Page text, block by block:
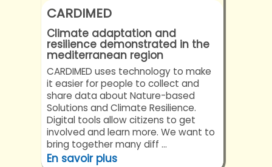
CARDIMED
Climate adaptation and
resilience demonstrated in the
mediterranean region
CARDIMED uses technology to make
it easier for people to collect and
share data about Nature-based
Solutions and Climate Resilience.
Digital tools allow citizens to get
involved and learn more. We want to
bring together many diff ...
En savoir plus